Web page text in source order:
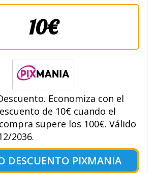
10€
Economiza con el
de 10€ cuando el
supere los 100€. Válido
2036.
DESCUENTO PIXMANIA